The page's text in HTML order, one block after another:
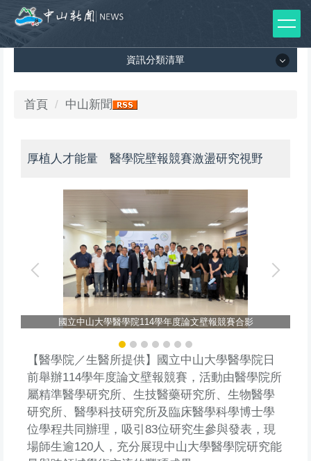
到
主
資訊分類清單
資訊分類清單
媒體報導
影音專區
首頁 中山新聞
厚植人才能量 醫學院壁報競賽激盪研究視野
國立中山大學醫學院114學年度論文壁報競賽合影
【醫學院／生醫所提供】國立中山大學醫學院日
前舉辦114學年度論文壁報競賽，活動由醫學院所
屬精準醫學研究所、生技醫藥研究所、生物醫學
研究所、醫學科技研究所及臨床醫學科學博士學
位學程共同辦理，吸引83位研究生參與發表，現
場師生逾120人，充分展現中山大學醫學院研究能